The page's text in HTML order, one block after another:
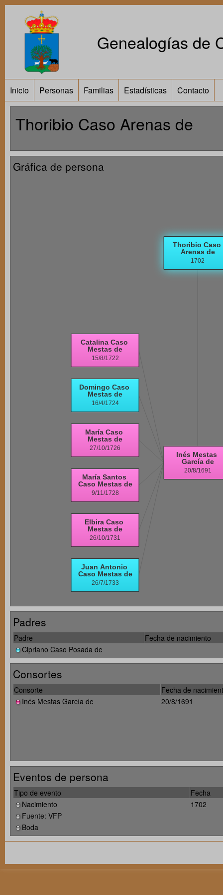
Genealogías de
Inicio Personas Familias Estadísticas Contacto
Thoribio Caso Arenas de
Gráfica de persona
Padres
Padre
Fecha de nacimiento
Cipriano Caso Posada de
Consortes
Consorte
Fecha de
Inés Mestas García de
20/8/1691
Eventos de persona
Tipo de evento
Fecha
Nacimiento
1702
Fuente: VFP
Boda